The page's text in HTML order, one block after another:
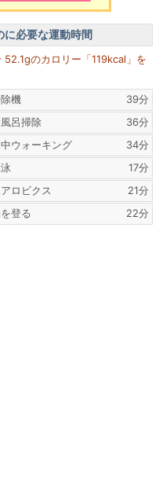
に必要な運動時間
のカロリー「119kcal」を
機
39分
呂掃除
36分
ウォーキング
34分
17分
ロビクス
21分
登る
22分